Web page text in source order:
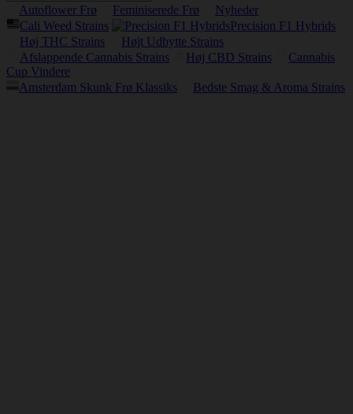
Autoflower Frø Feminiserede Frø
Nyheder
Cali Weed Strains
Precision F1 Hybrids
Høj THC Strains
Højt Udbytte Strains
Afslappende Cannabis Strains
Høj CBD Strains
Cannabis
Cup Vindere
Amsterdam Skunk Frø Klassiks
Bedste Smag & Aroma Strains